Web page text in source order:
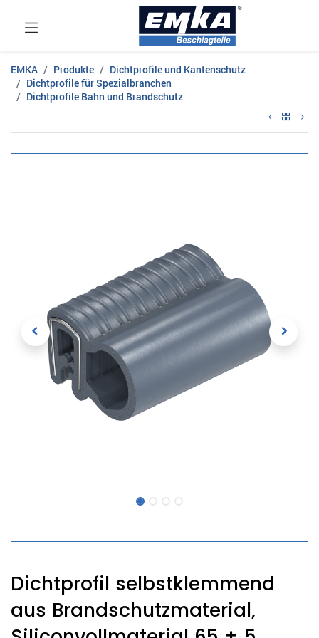
EMKA Produkte
Dichtprofile und Kantenschutz
Dichtprofile für Spezialbranchen
Dichtprofile Bahn und Brandschutz
Dichtprofil selbstklemmend
aus Brandschutzmaterial,